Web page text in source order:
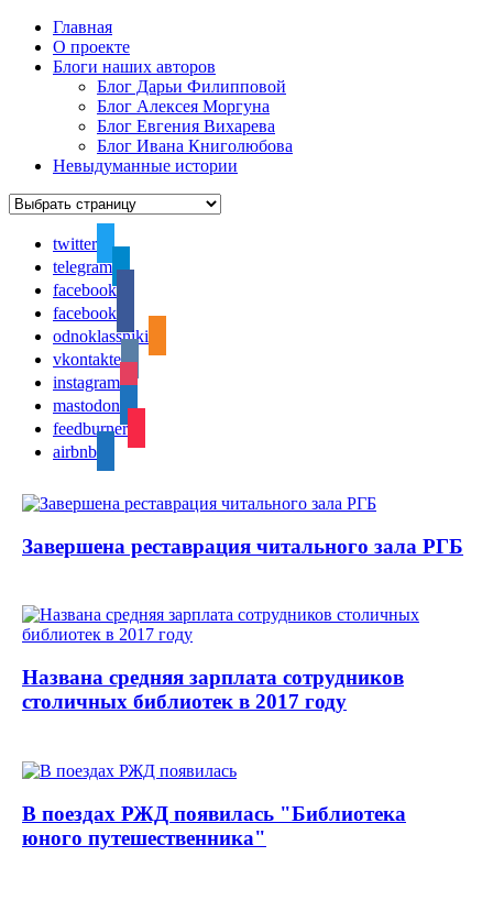
Главная
О проекте
Блоги наших авторов
Блог Дарьи Филипповой
Блог Алексея Моргуна
Блог Евгения Вихарева
Блог Ивана Книголюбова
Невыдуманные истории
twitter
telegram
facebook
facebook
odnoklassniki
vkontakte
instagram
mastodon
feedburner
airbnb
Завершена реставрация читального зала РГБ
Названа средняя зарплата сотрудников
столичных библиотек в 2017 году
В поездах РЖД появилась "Библиотека
юного путешественника"